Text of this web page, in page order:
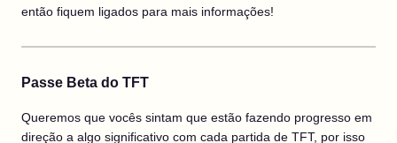
então fiquem ligados para mais informações!
Passe Beta do TFT
Queremos que vocês sintam que estão fazendo progresso em
direção a algo significativo com cada partida de TFT, por isso